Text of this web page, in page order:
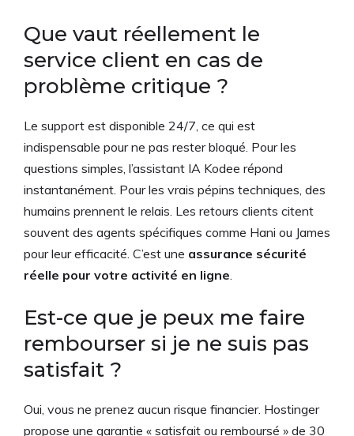
Que vaut réellement le
service client en cas de
problème critique ?
Le support est disponible 24/7, ce qui est
indispensable pour ne pas rester bloqué. Pour les
questions simples, l’assistant IA Kodee répond
instantanément. Pour les vrais pépins techniques, des
humains prennent le relais. Les retours clients citent
souvent des agents spécifiques comme Hani ou James
pour leur efficacité. C’est une assurance sécurité
réelle pour votre activité en ligne
Est-ce que je peux me faire
rembourser si je ne suis pas
satisfait ?
Oui, vous ne prenez aucun risque financier. Hostinger
propose une garantie « satisfait ou remboursé » de 30